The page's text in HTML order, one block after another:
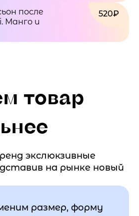
520₽
после
Манго и
товар
экслюкзивные
на рынке новый
размер, форму